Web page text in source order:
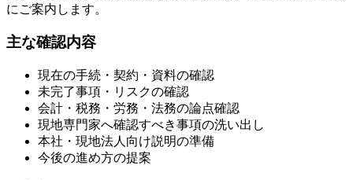
にご案内します。
主な確認内容
現在の手続・契約・資料の確認
未完了事項・リスクの確認
会計・税務・労務・法務の論点確認
現地専門家へ確認すべき事項の洗い出し
本社・現地法人向け説明の準備
今後の進め方の提案